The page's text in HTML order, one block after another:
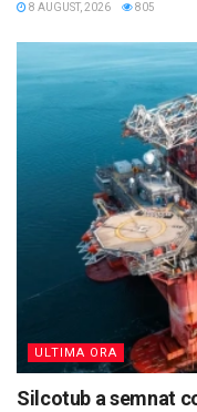
8 AUGUST, 2026 805
ULTIMA ORA
Silcotub a semnat